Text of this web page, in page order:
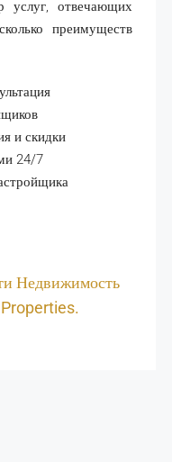
услуг, отвечающих
преимуществ
и скидки
24/7
Недвижимость